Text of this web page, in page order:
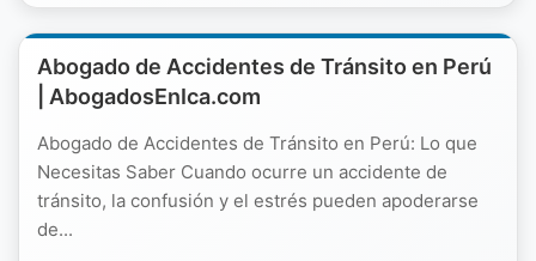
Abogado de Accidentes de Tránsito en Perú
| AbogadosEnIca.com
Abogado de Accidentes de Tránsito en Perú: Lo que
Necesitas Saber Cuando ocurre un accidente de
tránsito, la confusión y el estrés pueden apoderarse
de...